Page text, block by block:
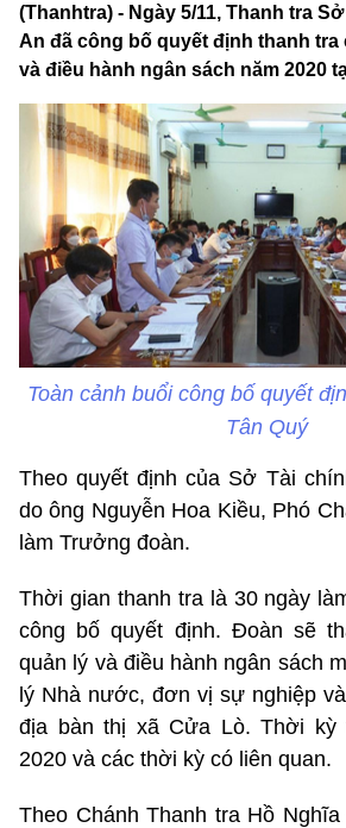
(Thanhtra) - Ngày 5/11, Thanh tra
An đã công bố quyết định thanh tra
và điều hành ngân sách năm 2020
Toàn cảnh buổi công bố quyết
Tân Quý
Theo quyết định của Sở Tài
do ông Nguyễn Hoa Kiều, Phó
làm Trưởng đoàn.
Thời gian thanh tra là 30 ngày
công bố quyết định. Đoàn sẽ
quản lý và điều hành ngân sách
lý Nhà nước, đơn vị sự nghiệp
địa bàn thị xã Cửa Lò. Thời kỳ
2020 và các thời kỳ có liên quan.
Theo Chánh Thanh tra Hồ